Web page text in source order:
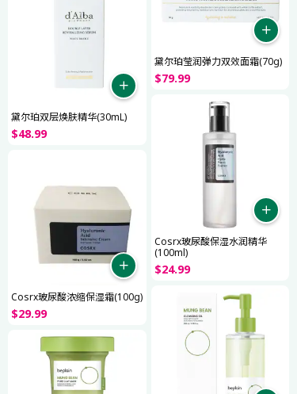
黛尔珀莹润弹力双效面霜(70g)
$79.99
黛尔珀双层焕肤精华(30mL)
$48.99
Cosrx玻尿酸保湿水润精华
(100ml)
$24.99
Cosrx玻尿酸浓缩保湿霜(100g)
$29.99